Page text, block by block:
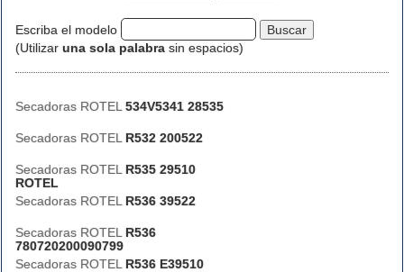
Escriba el modelo
(Utilizar una sola palabra sin espacios)
Secadoras ROTEL 534V5341 28535
Secadoras ROTEL R532 200522
Secadoras ROTEL R535 29510
ROTEL
Secadoras ROTEL R536 39522
Secadoras ROTEL R536
780720200090799
Secadoras ROTEL R536 E39510